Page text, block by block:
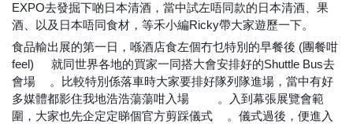
EXPO去發掘下啲日本清酒，當中試左唔同款的日本清酒、果
酒、以及日本唔同食材，等禾小編Ricky帶大家遊歷一下。
食品輸出展的第一日，喺酒店食左個冇乜特別的早餐後 (團餐咁
feel)
就同世界各地的買家一同搭大會安排好的Shuttle Bus去
會場
。比較特別係落車時大家要排好隊列隊進場，當中有好
多媒體都影住我地浩浩蕩蕩咁入場
。入到幕張展覽會範
圍，大家也先企定定睇個官方剪踩儀式
。儀式過後，便進入